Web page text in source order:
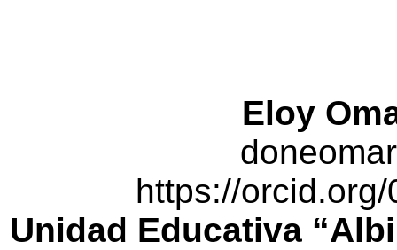
Eloy
https://
Unidad Educativa